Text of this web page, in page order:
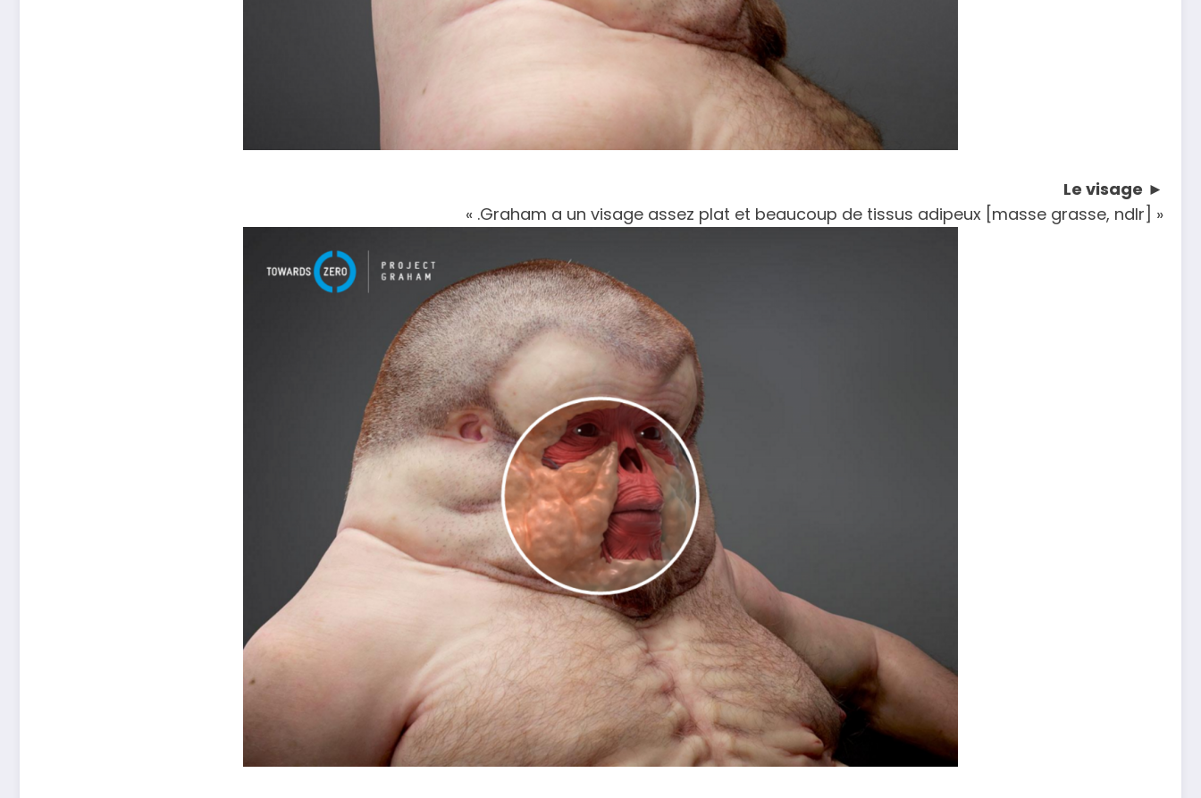
►
Le visage
« Graham a un visage assez plat et beaucoup de tissus adipeux [masse grasse, ndlr]. »